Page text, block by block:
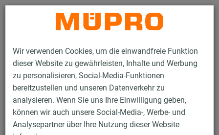
Wir verwenden Cookies, um die einwandfreie Funktion
dieser Website zu gewährleisten, Inhalte und Werbung
zu personalisieren, Social-Media-Funktionen
bereitzustellen und unseren Datenverkehr zu
analysieren. Wenn Sie uns Ihre Einwilligung geben,
können wir auch unsere Social-Media-, Werbe- und
Analysepartner über Ihre Nutzung dieser Website
Kontakt
Produkte Befestigungstechnik
Edelstahlprodukte
Edelstahl-Montageteile
Gewindestifte